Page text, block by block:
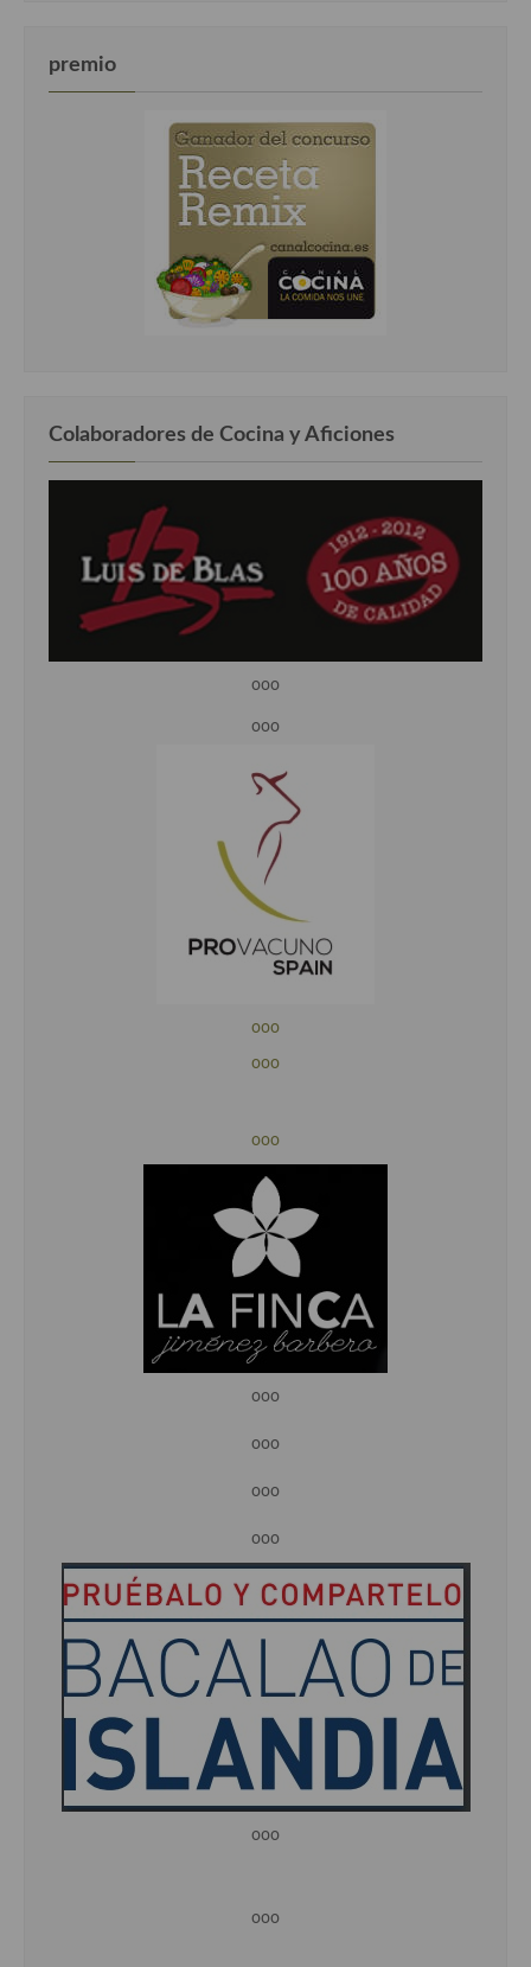
premio
Colaboradores de Cocina y Aficiones
ooo
ooo
ooo
ooo
ooo
ooo
ooo
ooo
ooo
ooo
ooo